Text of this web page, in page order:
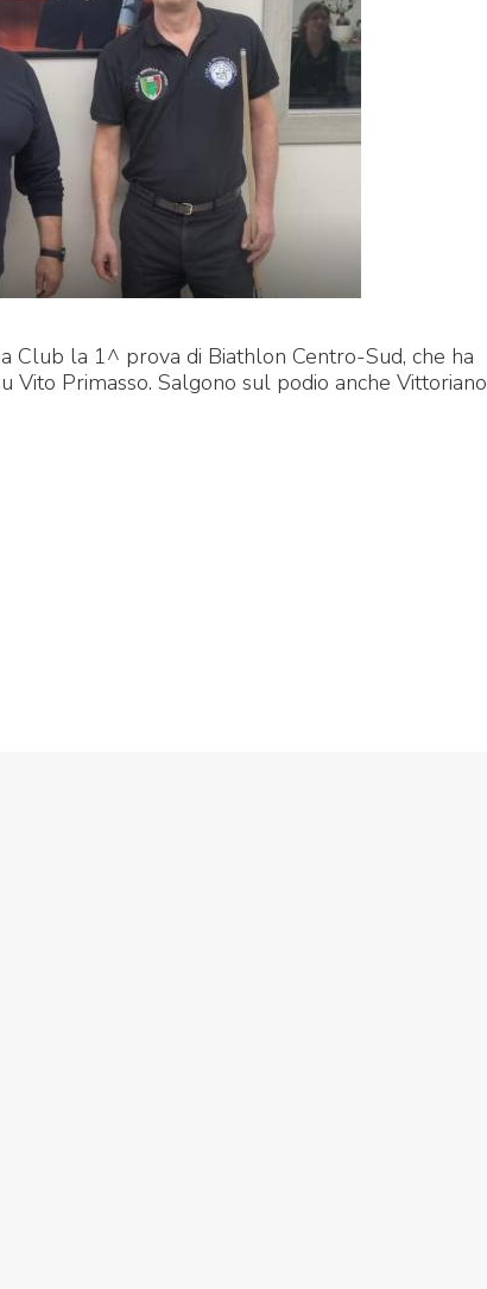
Feed rss Iscriviti alla Newsletter
Club la 1^ prova di Biathlon Centro-Sud, che ha
Vito Primasso. Salgono sul podio anche Vittoriano